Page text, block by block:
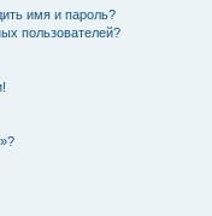
имя и пароль?
пользователей?